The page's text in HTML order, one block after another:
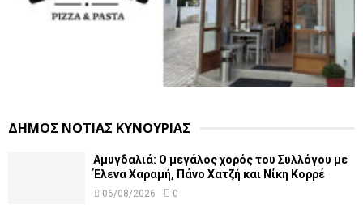
ΔΗΜΟΣ ΝΟΤΙΑΣ ΚΥΝΟΥΡΙΑΣ
Αμυγδαλιά: Ο μεγάλος χορός του Συλλόγου με
Έλενα Χαραμή, Πάνο Χατζή και Νίκη Κορρέ
06/08/2026 0